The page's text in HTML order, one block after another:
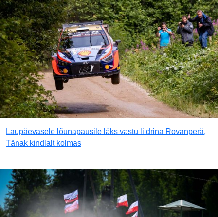
Laupäevasele lõunapausile läks vastu liidrina Rovanperä,
Tänak kindlalt kolmas